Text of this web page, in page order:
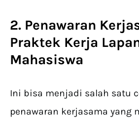
2. Penawaran
Praktek Kerja
Mahasiswa
Ini bisa menjadi salah satu
penawaran kerjasama yang